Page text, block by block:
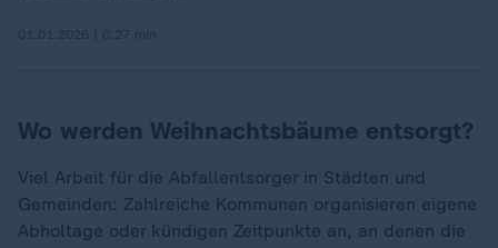
Wo werden Weihnachtsbäume entsorgt?
Viel Arbeit für die Abfallentsorger in Städten und
Gemeinden: Zahlreiche Kommunen organisieren eigene
Abholtage oder kündigen Zeitpunkte an, an denen die